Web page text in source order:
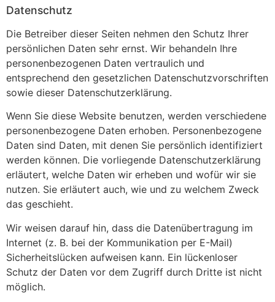
Datenschutz
Die Betreiber dieser Seiten nehmen den Schutz Ihrer
persönlichen Daten sehr ernst. Wir behandeln Ihre
personenbezogenen Daten vertraulich und
entsprechend den gesetzlichen Datenschutzvorschriften
sowie dieser Datenschutzerklärung.
Wenn Sie diese Website benutzen, werden verschiedene
personenbezogene Daten erhoben. Personenbezogene
Daten sind Daten, mit denen Sie persönlich identifiziert
werden können. Die vorliegende Datenschutzerklärung
erläutert, welche Daten wir erheben und wofür wir sie
nutzen. Sie erläutert auch, wie und zu welchem Zweck
das geschieht.
Wir weisen darauf hin, dass die Datenübertragung im
Internet (z. B. bei der Kommunikation per E-Mail)
Sicherheitslücken aufweisen kann. Ein lückenloser
Schutz der Daten vor dem Zugriff durch Dritte ist nicht
möglich.